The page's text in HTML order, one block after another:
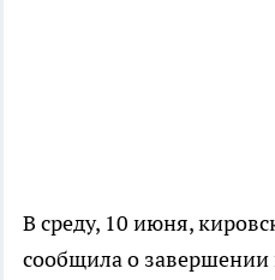
В среду, 10 июня,
сообщила о